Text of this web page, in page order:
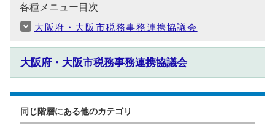
各種メニュー目次
大阪府・大阪市税務事務連携協議会
大阪府・大阪市税務事務連携協議会
同じ階層にある他のカテゴリ